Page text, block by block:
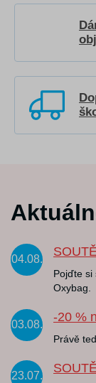
04.08.
Pojďte si
Oxybag.
03.08.
-20 %
Právě
23.07.